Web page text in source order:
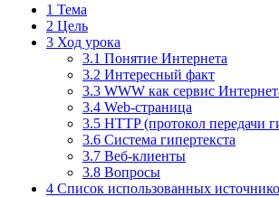
1 Тема
2 Цель
3 Ход урока
3.1 Понятие Интернета
3.2 Интересный факт
3.3 WWW как сервис
3.4 Web-страница
3.5 HTTP (протокол передачи
3.6 Система гипертекста
3.7 Веб-клиенты
3.8 Вопросы
4 Список использованных